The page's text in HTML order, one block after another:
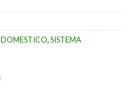
DOMESTICO,SISTEMA